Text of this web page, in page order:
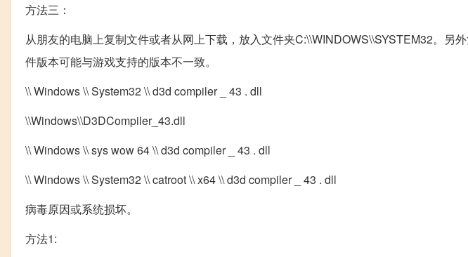
方法三：
从朋友的电脑上复制文件或者从网上下载，放入文件夹C:\\WINDOWS\\SYSTEM32。另
件版本可能与游戏支持的版本不一致。
\\ Windows \\ System32 \\ d3d compiler _ 43 . dll
\\Windows\\D3DCompiler_43.dll
\\ Windows \\ sys wow 64 \\ d3d compiler _ 43 . dll
\\ Windows \\ System32 \\ catroot \\ x64 \\ d3d compiler _ 43 . dll
病毒原因或系统损坏。
方法1: